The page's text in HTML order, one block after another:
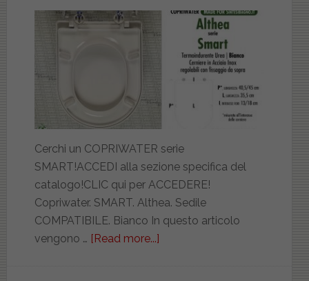
Cerchi un COPRIWATER serie
SMART!ACCEDI alla sezione specifica del
catalogo!CLIC qui per ACCEDERE!
Copriwater. SMART. Althea. Sedile
COMPATIBILE. Bianco In questo articolo
vengono … [Read more...]